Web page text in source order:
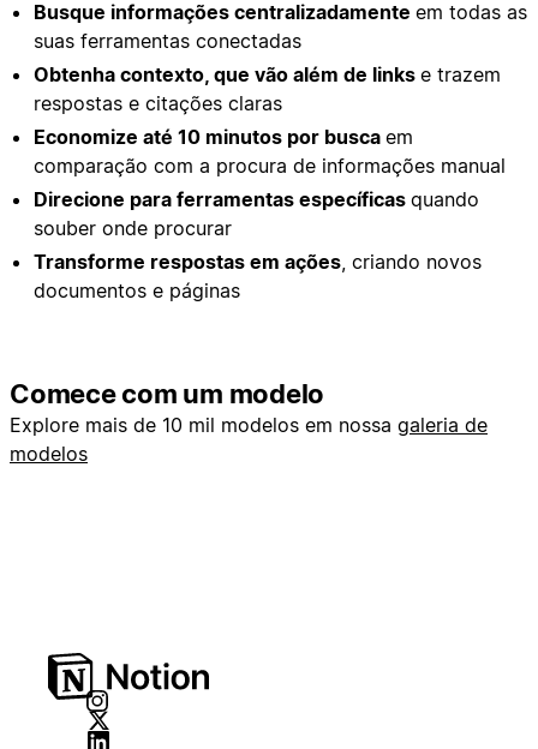
Busque informações centralizadamente em todas as
suas ferramentas conectadas
Obtenha contexto, que vão além de links e trazem
respostas e citações claras
Economize até 10 minutos por busca em
comparação com a procura de informações manual
Direcione para ferramentas específicas quando
souber onde procurar
Transforme respostas em ações, criando novos
documentos e páginas
Comece com um modelo
Explore mais de 10 mil modelos em nossa galeria de
modelos